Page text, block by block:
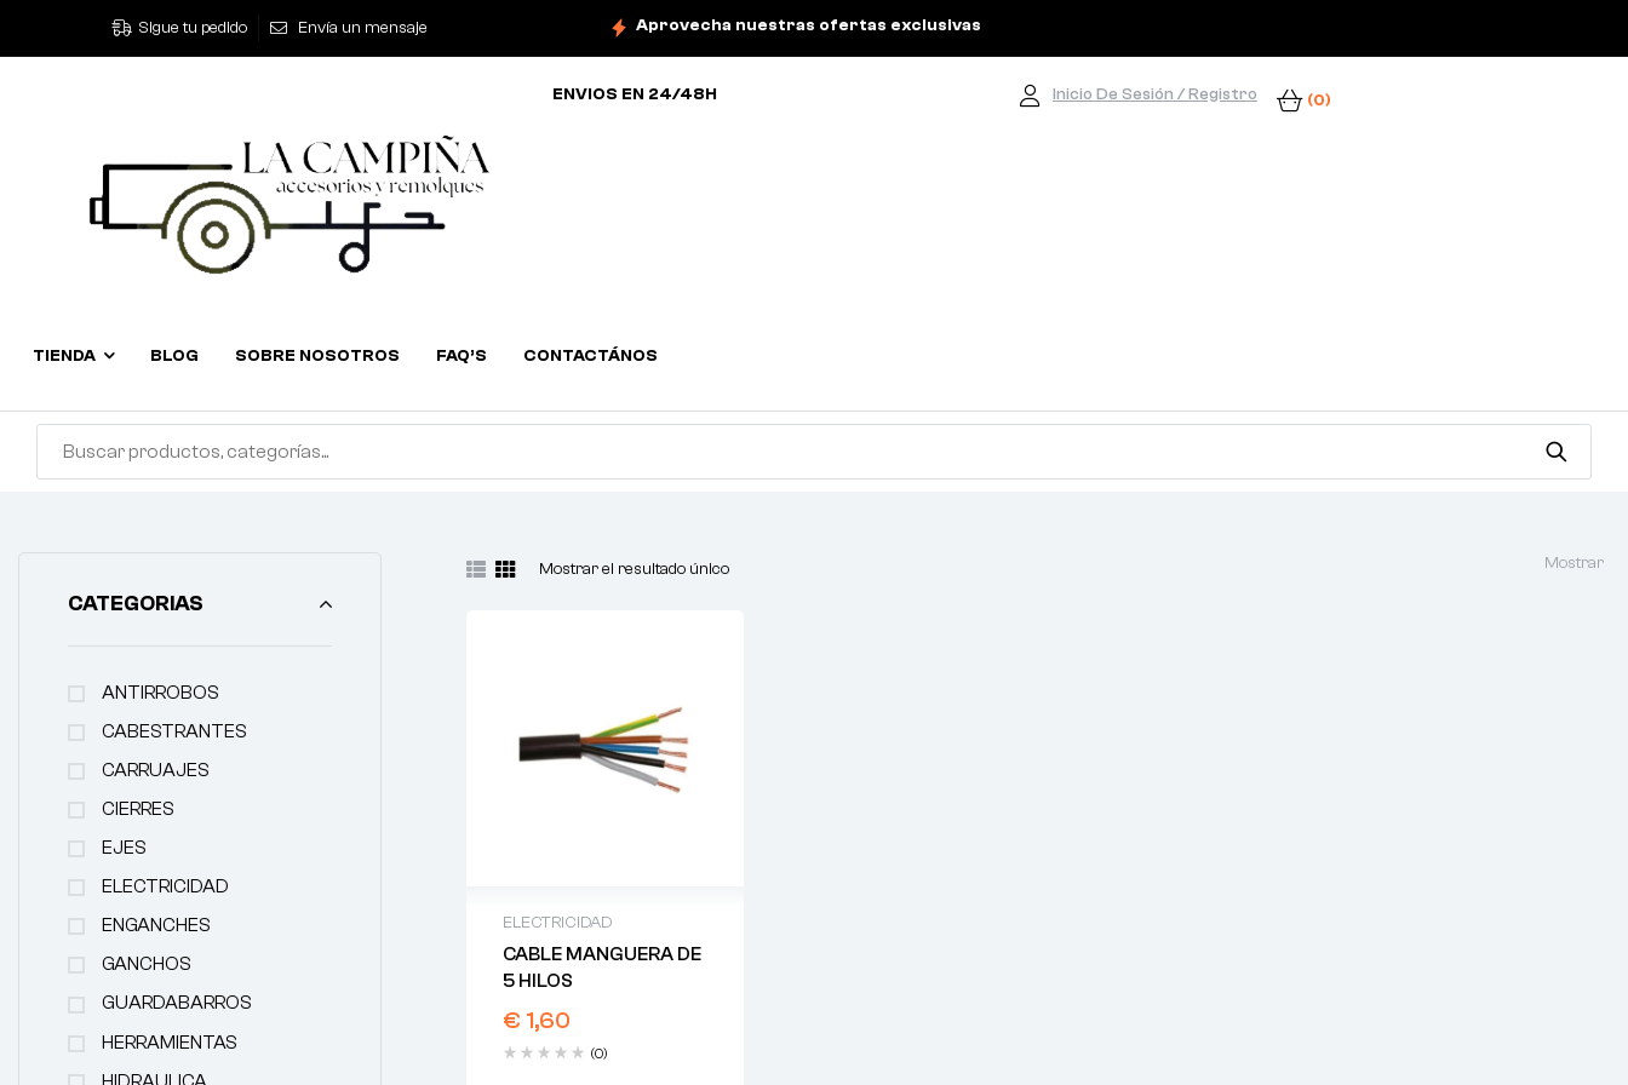
Sigue tu pedido Envía un mensaje Aprovecha nuestras ofertas exclusivas
TIENDA BLOG SOBRE NOSOTROS FAQ’S CONTACTÁNOS
ENVIOS EN 24/48H Inicio De Sesión / Registro (0)
Mostrar el resultado único Mostrar
ELECTRICIDAD
CABLE MANGUERA DE
5 HILOS
€ 1,60
(0)
CATEGORIAS
ANTIRROBOS
CABESTRANTES
CARRUAJES
CIERRES
EJES
ELECTRICIDAD
ENGANCHES
GANCHOS
GUARDABARROS
HERRAMIENTAS